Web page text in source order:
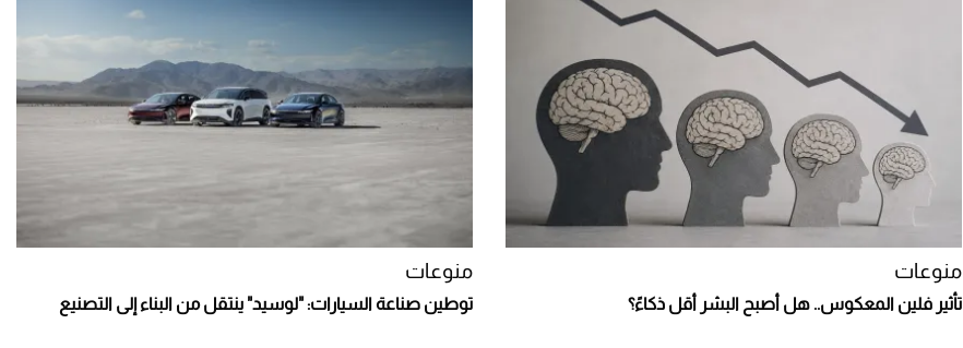
منوعات
تأثير فلين المعكوس.. هل أصبح البشر أقل ذكاءً؟
منوعات
توطين صناعة السيارات: "لوسيد" ينتقل من البناء إلى التصنيع